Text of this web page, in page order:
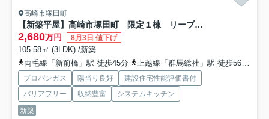
高崎市塚田町
【新築平屋】高崎市塚田町 限定１棟 リーブルガーデン 新築建売
2,680万円 8月3日 値下げ
105.58㎡ (3LDK) /新築
両毛線「新前橋」駅 徒歩45分
上越線「群馬総社」駅 徒歩56分
プロパンガス 陽当り良好
建設住宅性能評価書付
バリアフリー
収納豊富
システムキッチン
新築